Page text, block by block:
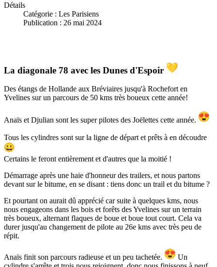
Détails
Catégorie : Les Parisiens
Publication : 26 mai 2024
La diagonale 78 avec les Dunes d'Espoir
Des étangs de Hollande aux Bréviaires jusqu'à Rochefort en
Yvelines sur un parcours de 50 kms très boueux cette année!
Anaïs et Djulian sont les super pilotes des Joëlettes cette année.
Tous les cylindres sont sur la ligne de départ et prêts à en découdre
Certains le feront entièrement et d'autres que la moitié !
Démarrage après une haie d'honneur des trailers, et nous partons
devant sur le bitume, en se disant : tiens donc un trail et du bitume ?
Et pourtant on aurait dû apprécié car suite à quelques kms, nous
nous engageons dans les bois et forêts des Yvelines sur un terrain
très boueux, alternant flaques de boue et boue tout court. Cela va
durer jusqu'au changement de pilote au 26e kms avec très peu de
répit.
Anaïs finit son parcours radieuse et un peu tachetée.
Un